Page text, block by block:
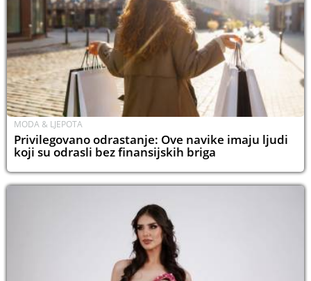
MODA & LJEPOTA
Privilegovano odrastanje: Ove navike imaju ljudi
koji su odrasli bez finansijskih briga